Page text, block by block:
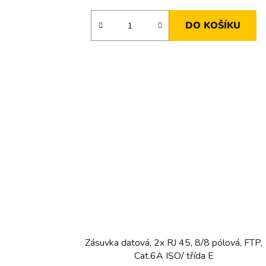
DO KOŠÍKU
Zásuvka datová, 2x RJ 45, 8/8 pólová, FTP,
Cat.6A ISO/ třída E